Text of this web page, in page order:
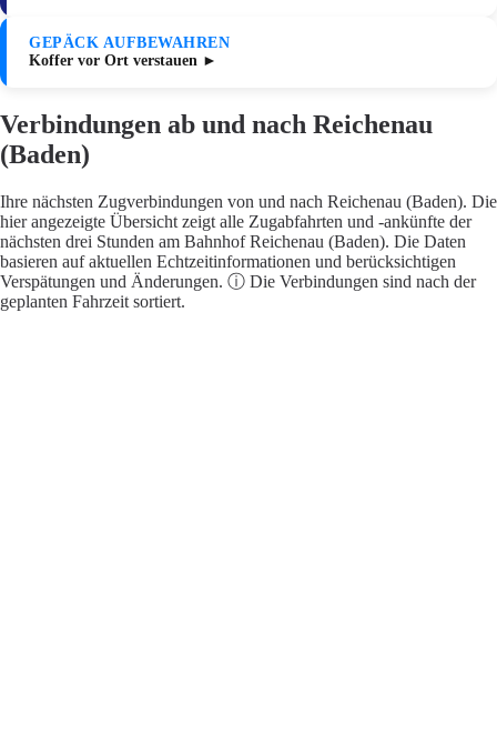
GEPÄCK AUFBEWAHREN
Koffer vor Ort verstauen ►
Verbindungen ab und nach Reichenau
(Baden)
Ihre nächsten Zugverbindungen von und nach Reichenau (Baden). Die
hier angezeigte Übersicht zeigt alle Zugabfahrten und -ankünfte der
nächsten drei Stunden am Bahnhof Reichenau (Baden). Die Daten
basieren auf aktuellen Echtzeitinformationen und berücksichtigen
Verspätungen und Änderungen. ⓘ Die Verbindungen sind nach der
geplanten Fahrzeit sortiert.